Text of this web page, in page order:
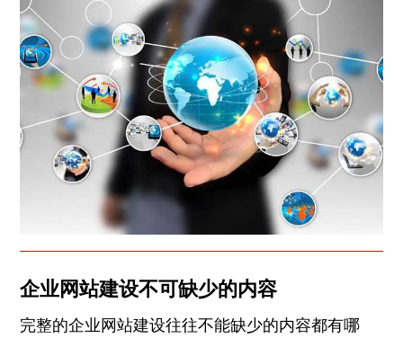
感。 这株秋天的三色堇可以作为新项目配色的出发
点，伴以明亮(且对比鲜明)的颜色营造出的各种怦
然效果。
企业网站建设不可缺少的内容
完整的企业网站建设往往不能缺少的内容都有哪